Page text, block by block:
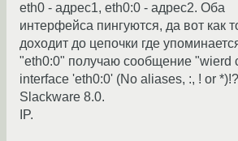
eth0 - адрес1, eth0:0 - адрес2. Оба
интерфейса пингуются, да вот как
доходит до цепочки где
"eth0:0" получаю сообщение "wierd
interface 'eth0:0' (No aliases, :, ! or
Slackware 8.0.
IP.